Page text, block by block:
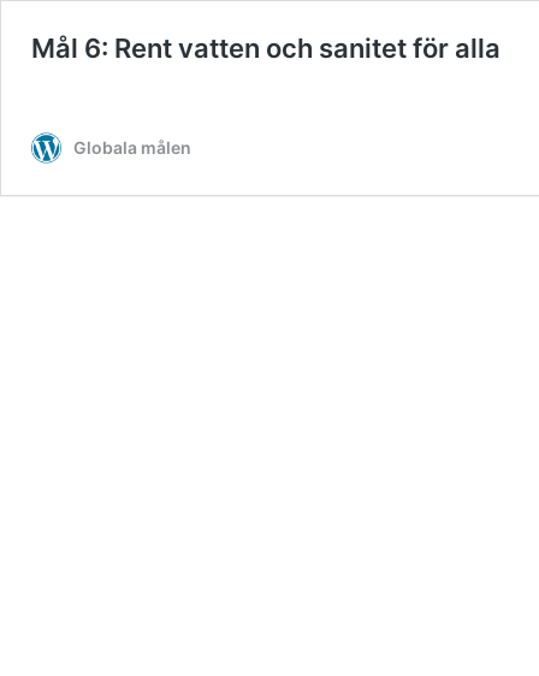
Mål 6: Rent vatten och sanitet för alla
Globala målen